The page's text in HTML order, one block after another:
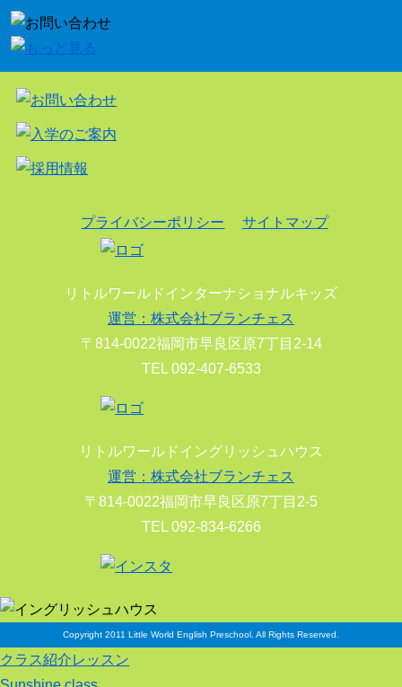
プライバシーポリシー サイトマップ
リトルワールドインターナショナルキッズ
運営：株式会社ブランチェス
〒814-0022福岡市早良区原7丁目2-14
TEL 092-407-6533
リトルワールドイングリッシュハウス
運営：株式会社ブランチェス
〒814-0022福岡市早良区原7丁目2-5
TEL 092-834-6266
Copyright 2011 Little World English Preschool. All Rights Reserved.
クラス紹介レッスン